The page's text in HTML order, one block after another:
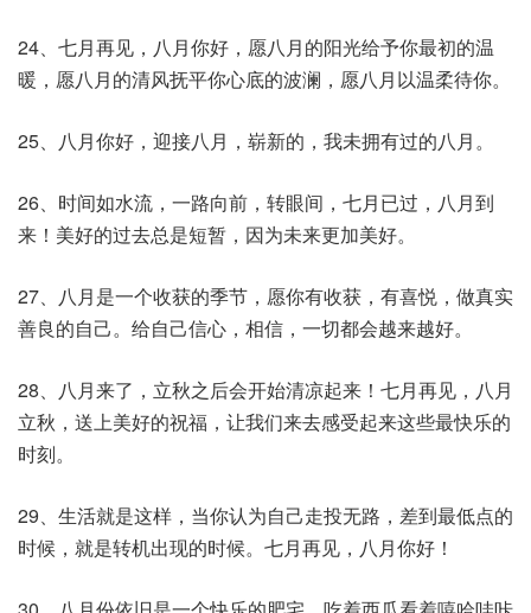
24、七月再见，八月你好，愿八月的阳光给予你最初的温
暖，愿八月的清风抚平你心底的波澜，愿八月以温柔待你。
25、八月你好，迎接八月，崭新的，我未拥有过的八月。
26、时间如水流，一路向前，转眼间，七月已过，八月到
来！美好的过去总是短暂，因为未来更加美好。
27、八月是一个收获的季节，愿你有收获，有喜悦，做真实
善良的自己。给自己信心，相信，一切都会越来越好。
28、八月来了，立秋之后会开始清凉起来！七月再见，八月
立秋，送上美好的祝福，让我们来去感受起来这些最快乐的
时刻。
29、生活就是这样，当你认为自己走投无路，差到最低点的
时候，就是转机出现的时候。七月再见，八月你好！